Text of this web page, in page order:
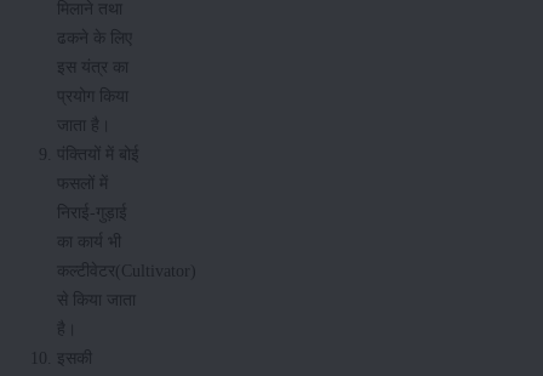
मिलाने तथा
ढकने के लिए
इस यंत्र का
प्रयोग किया
जाता है।
पंक्तियों में बोई
फसलों में
निराई-गुड़ाई
का कार्य भी
कल्टीवेटर(Cultivator)
से किया जाता
है।
इसकी